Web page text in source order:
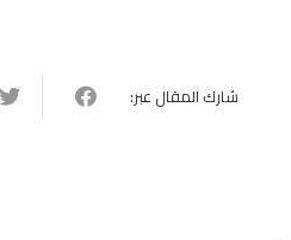
شارك المقال عبر: